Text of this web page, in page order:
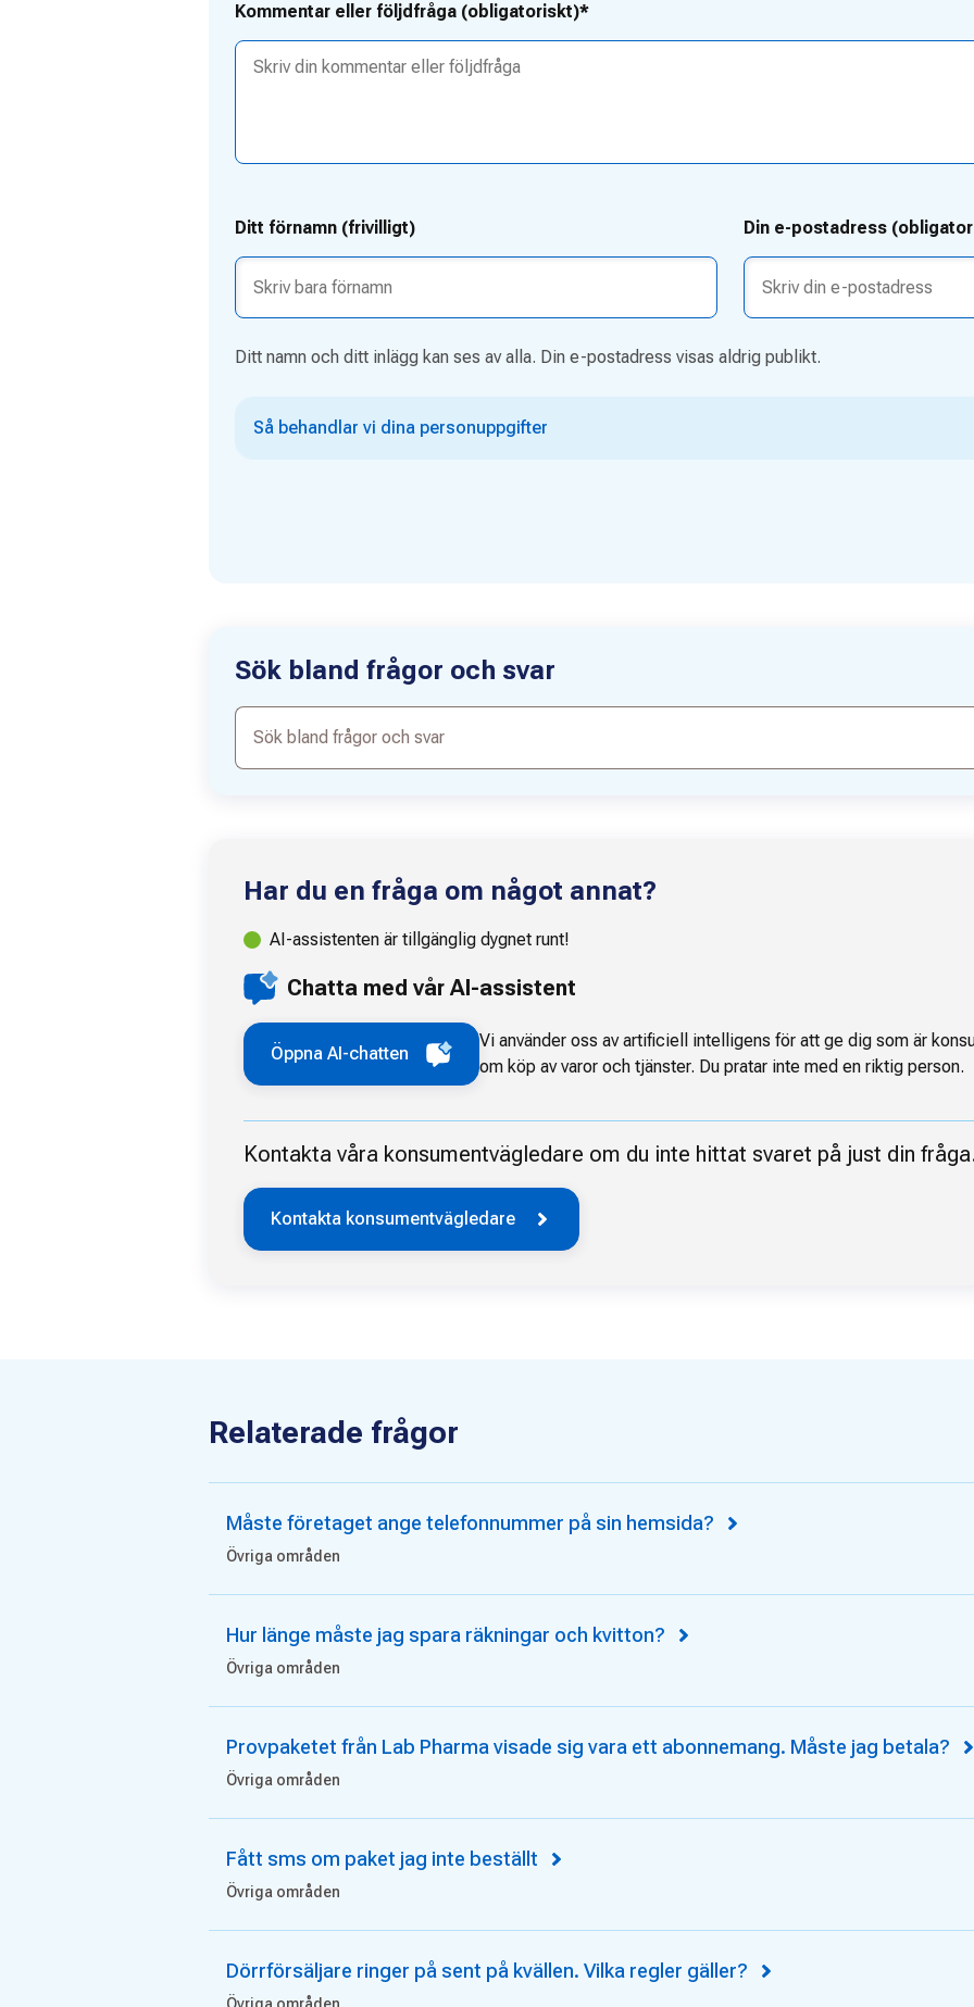
Kommentar eller följdfråga (obligatoriskt)*
Ditt förnamn (frivilligt) Din e-postadress
Ditt namn och ditt inlägg kan ses av alla. Din e-postadress visas aldrig publikt.
Så behandlar vi dina personuppgifter
Sök bland frågor och svar
Sök
bland
frågor
och
Har du en fråga om något annat?
AI-assistenten är tillgänglig dygnet runt!
Chatta med vår AI-assistent
Öppna AI-chatten
Vi använder oss av artificiell intelligens för att ge dig som är
om köp av varor och tjänster. Du pratar inte med en riktig person.
Kontakta våra konsumentvägledare om du inte hittat svaret på just din
Kontakta konsumentvägledare
Relaterade frågor
Måste företaget ange telefonnummer på sin hemsida?
Övriga områden
Hur länge måste jag spara räkningar och kvitton?
Övriga områden
Provpaketet från Lab Pharma visade sig vara ett abonnemang. Måste jag betala?
Övriga områden
Fått sms om paket jag inte beställt
Övriga områden
Dörrförsäljare ringer på sent på kvällen. Vilka regler gäller?